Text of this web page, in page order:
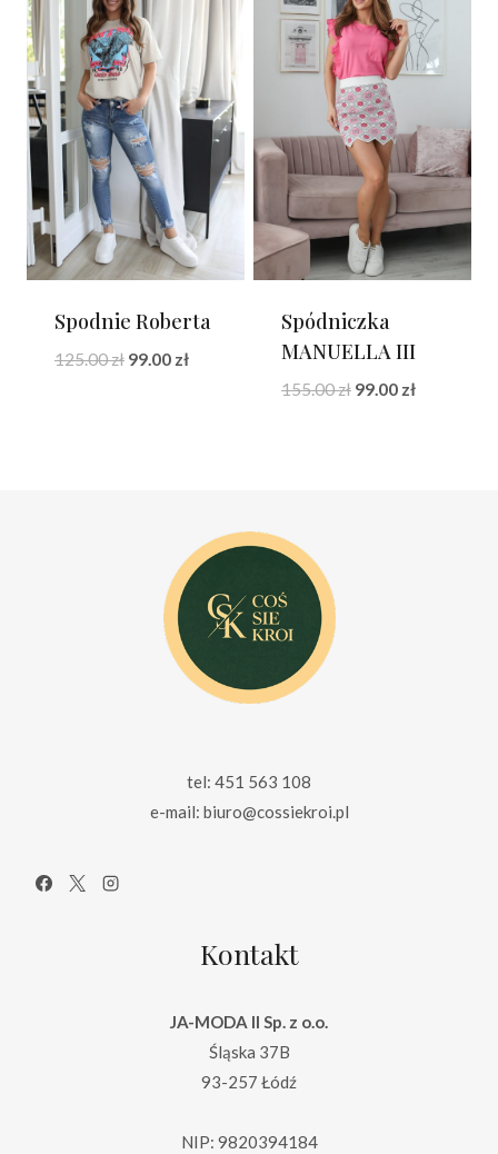
Spodnie Roberta
125.00zł Pierwotna
99.00 złAktualna
Spódniczka
MANUELLA III
155.00zł Pierwotna
99.00 złAktualna
tel: 451 563 108
e-mail: biuro@cossiekroi.pl
Kontakt
JA-MODA II Sp. z o.o.
Śląska 37B
93-257 Łódź
NIP: 9820394184